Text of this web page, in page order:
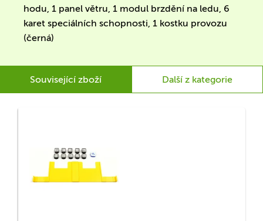
hodu, 1 panel větru, 1 modul brzdění na ledu, 6
karet speciálních schopnosti, 1 kostku provozu
(černá)
Související zboží Další z kategorie